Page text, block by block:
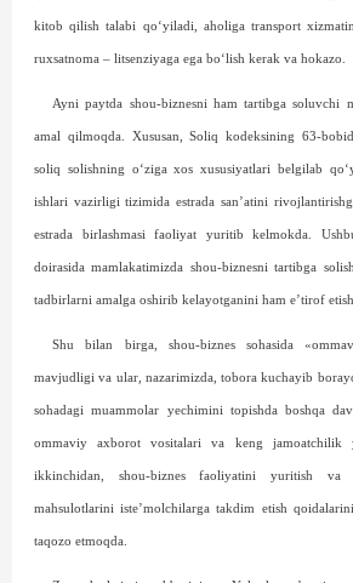
kitob qilish talabi qo‘yiladi, aholiga transport
ruxsatnoma – litsenziyaga ega bo‘lish kerak va hokazo.
Ayni paytda shou-biznesni ham tartibga soluvchi
amal qilmoqda. Xususan, Soliq kodeksining 63-
soliq solishning o‘ziga xos xususiyatlari belgilab
ishlari vazirligi tizimida estrada san’atini
estrada birlashmasi faoliyat yuritib kelmokda.
doirasida mamlakatimizda shou-biznesni tartibga
tadbirlarni amalga oshirib kelayotganini ham e’tirof
Shu bilan birga, shou-biznes sohasida
mavjudligi va ular, nazarimizda, tobora kuchayib
sohadagi muammolar yechimini topishda boshqa
ommaviy axborot vositalari va keng jamoatchilik
ikkinchidan, shou-biznes faoliyatini yuritish va
mahsulotlarini iste’molchilarga takdim etish
taqozo etmoqda.